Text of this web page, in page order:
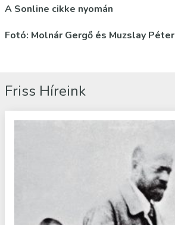
A Sonline cikke nyomán
Fotó: Molnár Gergő és Muzslay Péter
Friss Híreink